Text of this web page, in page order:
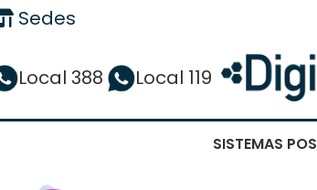
Sedes
Local 388 Local 119
SISTEMAS POS